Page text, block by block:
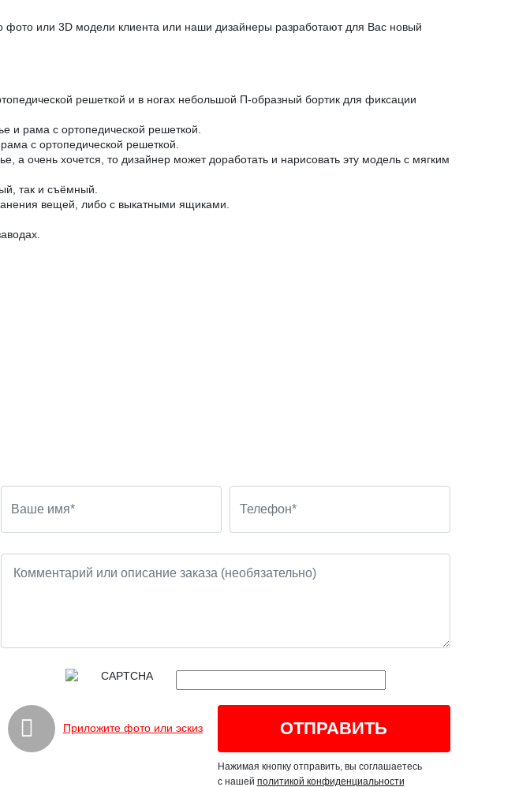
или 3D модели клиента или наши дизайнеры разработают для Вас новый
решеткой и в ногах небольшой П-образный бортик для фиксации
и рама с ортопедической решеткой.
с ортопедической решеткой.
а очень хочется, то дизайнер может доработать и нарисовать эту модель с мягким
так и съёмный.
вещей, либо с выкатными ящиками.
Приложите фото или эскиз
Нажимая кнопку отправить, вы соглашаетесь
с нашей политикой конфиденциальности